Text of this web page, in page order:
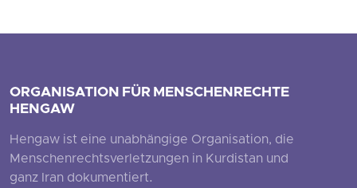
ORGANISATION FÜR MENSCHENRECHTE
HENGAW
Hengaw ist eine unabhängige Organisation, die
Menschenrechtsverletzungen in Kurdistan und
ganz Iran dokumentiert.